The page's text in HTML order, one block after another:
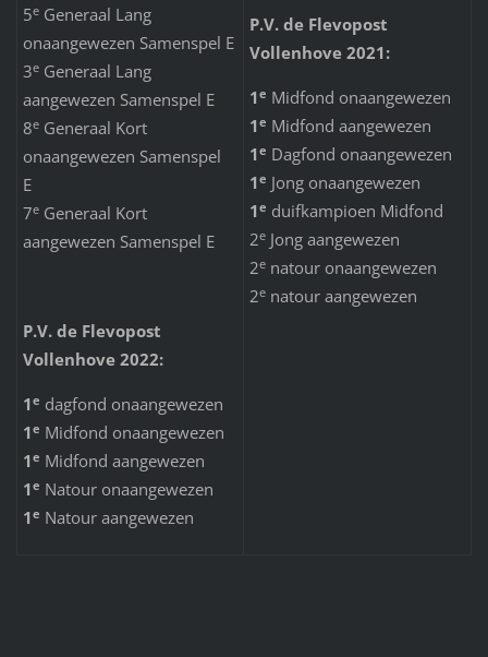
5eGeneraal Lang
onaangewezen Samenspel E
3eGeneraal Lang
aangewezen Samenspel E
8eGeneraal Kort
onaangewezen Samenspel
E
7eGeneraal Kort
aangewezen Samenspel E
P.V. de Flevopost
Vollenhove 2022:
1e dagfond onaangewezen
1e Midfond onaangewezen
1e Midfond aangewezen
1e Natour onaangewezen
1e Natour aangewezen
P.V. de Flevopost
Vollenhove 2021:
1e Midfond onaangewezen
1e Midfond aangewezen
1e Dagfond onaangewezen
1e Jong onaangewezen
1e duifkampioen Midfond
2eJong aangewezen
2enatour onaangewezen
2enatour aangewezen